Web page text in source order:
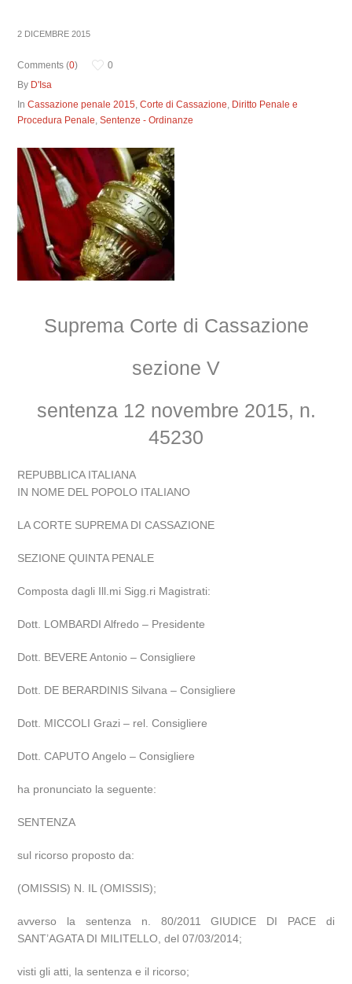
2 DICEMBRE 2015
Comments (0)
0
By D'Isa
InCassazione penale 2015,Corte di Cassazione, Diritto Penale e
Procedura Penale,Sentenze - Ordinanze
Suprema Corte di Cassazione
sezione V
sentenza 12 novembre 2015, n.
45230
REPUBBLICA ITALIANA
IN NOME DEL POPOLO ITALIANO
LA CORTE SUPREMA DI CASSAZIONE
SEZIONE QUINTA PENALE
Composta dagli Ill.mi Sigg.ri Magistrati:
Dott. LOMBARDI Alfredo – Presidente
Dott. BEVERE Antonio – Consigliere
Dott. DE BERARDINIS Silvana – Consigliere
Dott. MICCOLI Grazi – rel. Consigliere
Dott. CAPUTO Angelo – Consigliere
ha pronunciato la seguente:
SENTENZA
sul ricorso proposto da:
(OMISSIS) N. IL (OMISSIS);
avverso la sentenza n. 80/2011 GIUDICE DI PACE di
SANT’AGATA DI MILITELLO, del 07/03/2014;
visti gli atti, la sentenza e il ricorso;